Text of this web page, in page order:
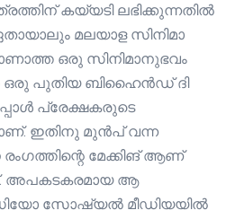
കയ്യടി ലഭിക്കുന്നതിൽ
മലയാള സിനിമാ
ഒരു സിനിമാനുഭവം
ഒരു പുതിയ ബിഹൈൻഡ് ദി
പ്രേക്ഷകരുടെ
ഇതിനു മുൻപ് വന്ന
മേക്കിങ് ആണ്
അപകടകരമായ ആ
സോഷ്യൽ മീഡിയയിൽ